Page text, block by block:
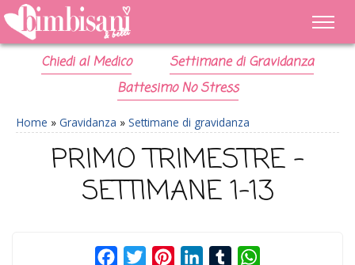
Chiedi al Medico
Settimane di Gravidanza
Battesimo No Stress
Home » Gravidanza » Settimane di gravidanza
PRIMO TRIMESTRE –
SETTIMANE 1-13
FacebookTwitterPinterestLinkedInTumblr